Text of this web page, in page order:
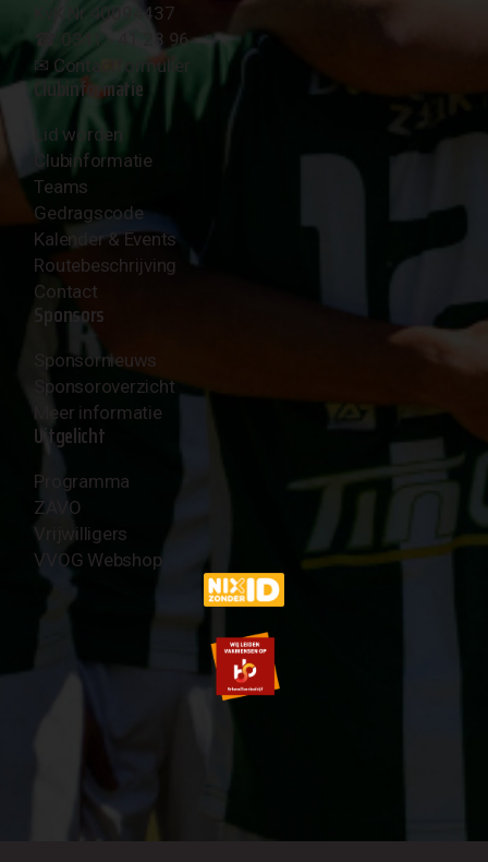
KvK Nr 40094437
☎︎ 0341 - 41 28 96
✉︎ Contactformulier
Clubinformatie
Lid worden
Clubinformatie
Teams
Gedragscode
Kalender & Events
Routebeschrijving
Contact
Sponsors
Sponsornieuws
Sponsoroverzicht
Meer informatie
Uitgelicht
Programma
ZAVO
Vrijwilligers
VVOG Webshop